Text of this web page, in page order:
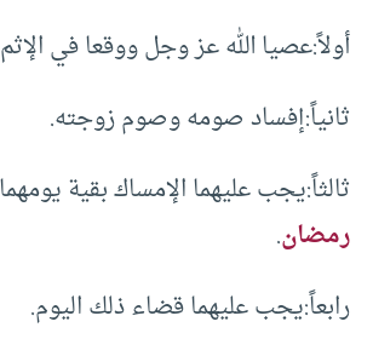
أولاً:عصيا الله عز وجل ووقعا في
ثانياً:إفساد صومه وصوم زوجته.
ثالثاً:يجب عليهما الإمساك بقية
رمضان.
رابعاً:يجب عليهما قضاء ذلك اليوم.